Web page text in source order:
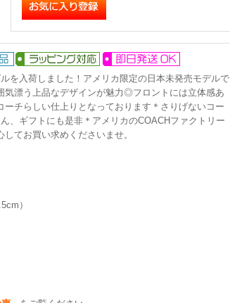
を入荷しました！アメリカ限定の日本未発売モデルで
気漂う上品なデザインが魅力◎フロントには立体感あ
チらしい仕上りとなっております＊さりげないコー
、ギフトにも是非＊アメリカのCOACHファクトリー
てお買い求めくださいませ。
）